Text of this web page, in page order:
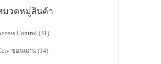
มวดหมู่สินค้า
Control (31)
ขอนแก่น (14)